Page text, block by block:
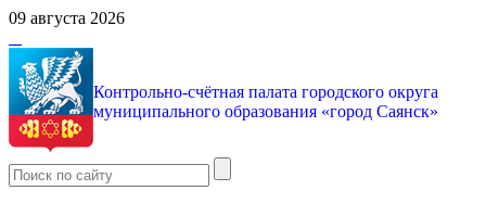
09 августа 2026
Контрольно-счётная палата городского округа
муниципального образования «город Саянск»